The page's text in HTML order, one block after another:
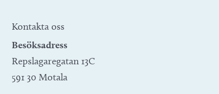
Kontakta oss
Besöksadress
Repslagaregatan 13C
591 30 Motala